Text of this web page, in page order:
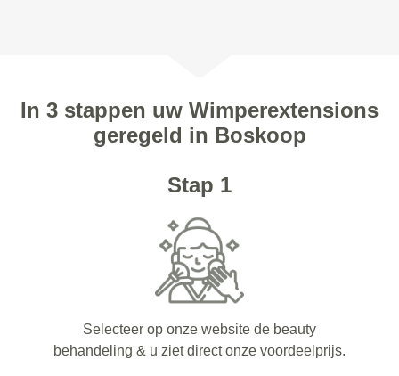
In 3 stappen uw Wimperextensions
geregeld in Boskoop
Stap 1
Selecteer op onze website de beauty
behandeling & u ziet direct onze voordeelprijs.